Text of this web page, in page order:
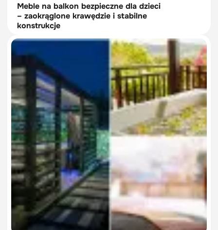
Meble na balkon bezpieczne dla dzieci
– zaokrąglone krawędzie i stabilne
konstrukcje